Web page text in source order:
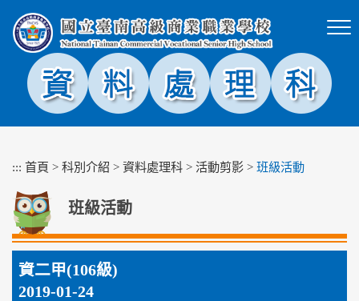
塊
::: 首頁 > 科別介紹 > 資料處理科 > 活動剪影 > 班級活動
班級活動
資二甲(106級)
2019-01-24